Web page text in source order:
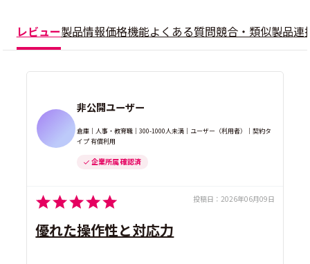
レビュー製品情報価格機能よくある質問競合・類似製品連
非公開ユーザー
倉庫｜人事・教育職｜300-1000人未満｜ユーザー（利用者）｜契約タ
イプ 有償利用
企業所属 確認済
投稿日： 2026年06月09日
優れた操作性と対応力